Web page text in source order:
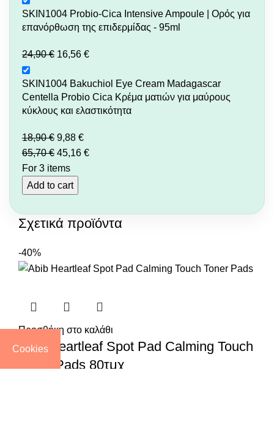
Cookies
SKIN1004 Probio-Cica Intensive Ampoule | Ορός για
επανόρθωση της επιδερμίδας - 95ml
24,90€ 16,56 €
SKIN1004 Bakuchiol Eye Cream Madagascar
Centella Probio Cica Kρέμα ματιών για μαύρους
κύκλους και ελαστικότητα
18,90€ 9,88 €
65,70€ 45,16 €
For 3 items
Add to cart
Σχετικά προϊόντα
-40%
Προσθήκη στο καλάθι
Abib Heartleaf Spot Pad Calming Touch
Toner Pads 80τμχ